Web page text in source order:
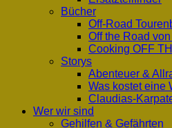
Bücher
Off-Road
Off the Road
Cooking OFF
Storys
Abenteuer &
Was kostet eine
Claudias-
Wer wir sind
Gehilfen & Gefährten